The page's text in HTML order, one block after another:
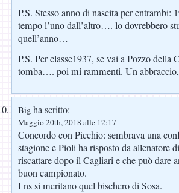
P.S. Stesso anno di nascita per entrambi:
tempo l’uno dall’altro…. lo dovrebbero
quell’anno…
P.S. Per classe1937, se vai a Pozzo della
tomba…. poi mi rammenti. Un abbraccio,
Big ha scritto:
Maggio 20th, 2018 alle 12:17
Concordo con Picchio: sembrava una
stagione e Pioli ha risposto da allenatore
riscattare dopo il Cagliari e che può dare
buon campionato.
I ns si meritano quel bischero di Sosa.